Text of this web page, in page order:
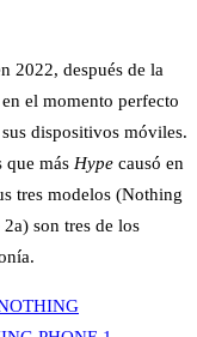
2022, después de la
el momento perfecto
dispositivos móviles.
que más Hype causó en
tres modelos (Nothing
son tres de los